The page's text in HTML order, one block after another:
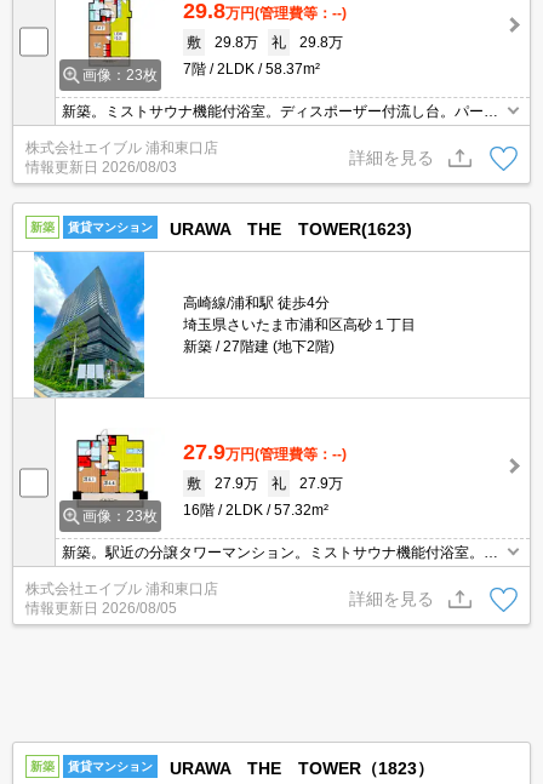
画像：23枚
29.8万円(管理費等：--)
敷
29.8万 礼
29.8万
7階
2LDK 58.37m²
新築。ミストサウナ機能付浴室。ディスポーザー付流し台。パーテ
ィールーム有。分譲ならではの充実設備と機能的な間取り。最新情
報随時更新中。すぐ内見できます。
株式会社エイブル 浦和東口店
情報更新日 2026/08/03
詳細を見る
新築 賃貸マンション URAWA THE TOWER(1623)
高崎線/浦和駅 徒歩4分
埼玉県さいたま市浦和区高砂１丁目
新築
27階建 (地下2階)
画像：23枚
27.9万円(管理費等：--)
敷
27.9万 礼
27.9万
16階
2LDK 57.32m²
新築。駅近の分譲タワーマンション。ミストサウナ機能付浴室。デ
ィスポーザー付流し台。パーティールーム有。当店のお薦め物件。
内見予約受付中。先行契約対応可能。
株式会社エイブル 浦和東口店
情報更新日 2026/08/05
詳細を見る
新築 賃貸マンション URAWA THE TOWER（1823）